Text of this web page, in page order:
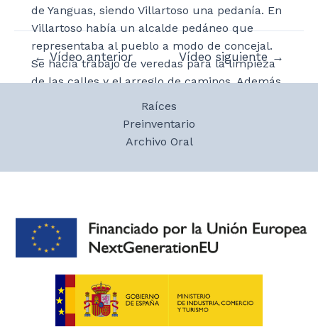
de Yanguas, siendo Villartoso una pedanía. En
Villartoso había un alcalde pedáneo que
representaba al pueblo a modo de concejal.
Se hacía trabajo de veredas para la limpieza
de las calles y el arreglo de caminos. Además,
se hacían trabajos para la comunidad,
limpiaban las calles, arreglaban o limpiaban
la fuente, arreglaban las alambradas de los
comunales y se sorteaban lotes de leña
leña.
Navegación
← Vídeo anterior Vídeo siguiente →
Raíces
Preinventario
Archivo Oral